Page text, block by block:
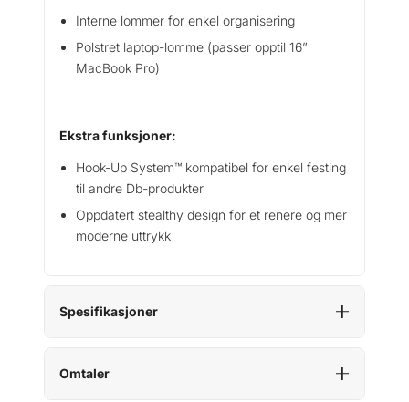
Interne lommer for enkel organisering
Polstret laptop-lomme (passer opptil 16”
MacBook Pro)
Ekstra funksjoner:
Hook-Up System™ kompatibel for enkel festing
til andre Db-produkter
Oppdatert stealthy design for et renere og mer
moderne uttrykk
Spesifikasjoner
Omtaler